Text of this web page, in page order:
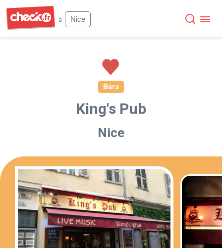
à
Nice
Bars
King's Pub
Nice